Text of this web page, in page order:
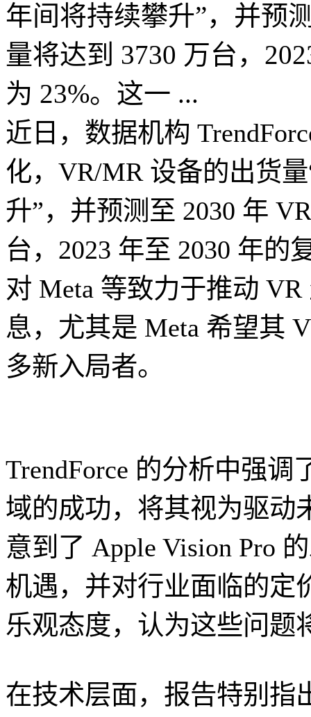
年间将持续攀升”，并预
量将达到 3730 万台，
为 23%。这一 ...
近日，数据机构
化，VR/MR 设备的出货
升”，并预测至 2030 年
台，2023 年至 2030 年的
对 Meta 等致力于推动
息，尤其是 Meta 希望其
多新入局者。
TrendForce 的分析中强
域的成功，将其视为驱动
意到了 Apple Vision Pro
机遇，并对行业面临的定
乐观态度，认为这些问题
在技术层面，报告特别指